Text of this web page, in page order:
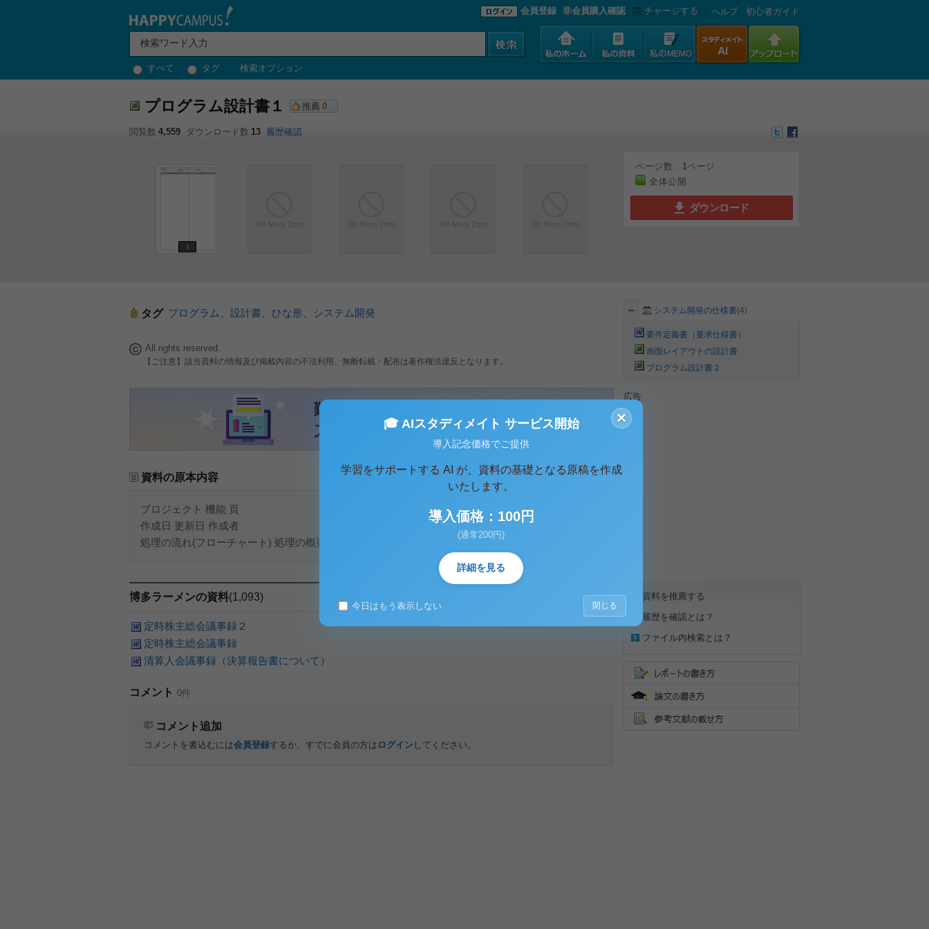
すべて タグ 検索オプション
会員登録 非会員購入確認 チャージする へルプ 初心者ガイド
プログラム設計書１ 推薦 0
閲覧数 4,559 ダウンロード数 13 履歴確認
1
ページ数 : 1ページ
全体公開
ダウンロード
タグ プログラム 設計書 ひな形 システム開発
All rights reserved.
【ご注意】該当資料の情報及び掲載内容の不法利用、無断転載・配布は著作権法違反となります。
資料の原本内容
プロジェクト 機能 頁
作成日 更新日 作成者
処理の流れ(フローチャート) 処理の概要
博多ラーメンの資料(1,093)
定時株主総会議事録２
定時株主総会議事録
清算人会議事録（決算報告書について）
コメント 0件
コメント追加
コメントを書込むには会員登録するか、すでに会員の方は ログイン してください。
システム開発の仕様書(4)
要件定義書（要求仕様書）
画面レイアウトの設計書
プログラム設計書２
広告
資料を推薦する
履歴を確認とは？
ファイル内検索とは？
×
🎓 AIスタディメイト サービス開始
導入記念価格でご提供
学習をサポートする AI が、資料の基礎となる原稿を作成
いたします。
導入価格：100円
(通常200円)
詳細を見る
今日はもう表示しない 閉じる